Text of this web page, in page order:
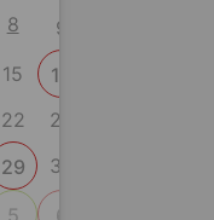
8
9
15
16
22
23
29
30
5 6